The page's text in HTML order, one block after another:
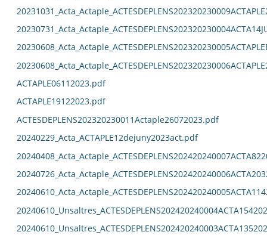
ACTAPLE06112023.pdf
ACTAPLE19122023.pdf
ACTESDEPLENS202320230011Actaple26072023.pdf
20240229_Acta_ACTAPLE12dejuny2023act.pdf